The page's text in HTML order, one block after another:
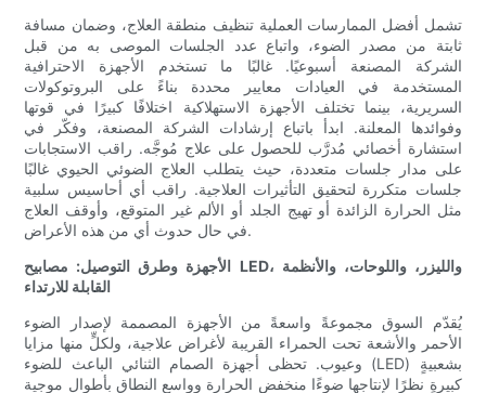
تشمل أفضل الممارسات العملية تنظيف منطقة العلاج، وضمان مسافة
ثابتة من مصدر الضوء، واتباع عدد الجلسات الموصى به من قبل
الشركة المصنعة أسبوعيًا. غالبًا ما تستخدم الأجهزة الاحترافية
المستخدمة في العيادات معايير محددة بناءً على البروتوكولات
السريرية، بينما تختلف الأجهزة الاستهلاكية اختلافًا كبيرًا في قوتها
وفوائدها المعلنة. ابدأ باتباع إرشادات الشركة المصنعة، وفكّر في
استشارة أخصائي مُدرَّب للحصول على علاج مُوجَّه. راقب الاستجابات
على مدار جلسات متعددة، حيث يتطلب العلاج الضوئي الحيوي غالبًا
جلسات متكررة لتحقيق التأثيرات العلاجية. راقب أي أحاسيس سلبية
مثل الحرارة الزائدة أو تهيج الجلد أو الألم غير المتوقع، وأوقف العلاج
في حال حدوث أي من هذه الأعراض.
الأجهزة وطرق التوصيل: مصابيح LED، والليزر، واللوحات، والأنظمة
القابلة للارتداء
يُقدّم السوق مجموعةً واسعةً من الأجهزة المصممة لإصدار الضوء
الأحمر والأشعة تحت الحمراء القريبة لأغراض علاجية، ولكلٍّ منها مزايا
وعيوب. تحظى أجهزة الصمام الثنائي الباعث للضوء (LED) بشعبيةٍ
كبيرةٍ نظرًا لإنتاجها ضوءًا منخفض الحرارة وواسع النطاق بأطوال موجية